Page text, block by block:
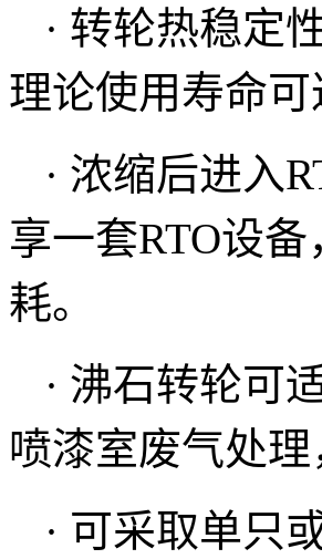
· 转轮热稳定
理论使用寿命
· 浓缩后进入
享一套RTO设
耗。
· 沸石转轮可
喷漆室废气处
· 可采取单只